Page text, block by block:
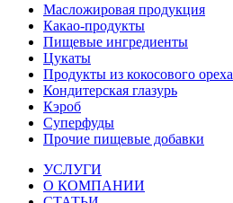
Масложировая продукция
Какао-продукты
Пищевые ингредиенты
Цукаты
Продукты из кокосового ореха
Кондитерская глазурь
Кэроб
Суперфуды
Прочие пищевые добавки
УСЛУГИ
О КОМПАНИИ